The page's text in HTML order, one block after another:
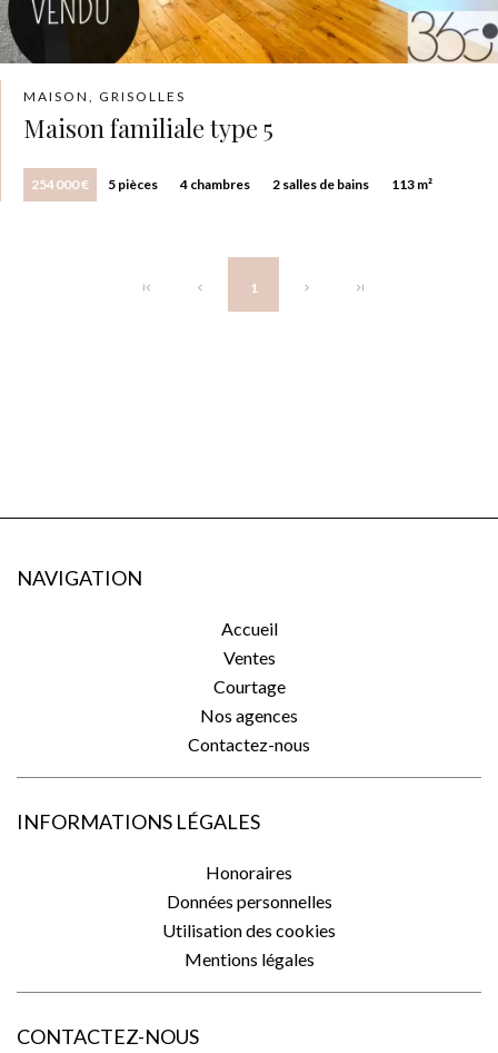
MAISON, GRISOLLES
Maison familiale type 5
254 000 € 5 pièces 4 chambres 2 salles de bains 113 m²
1
NAVIGATION
Accueil
Ventes
Courtage
Nos agences
Contactez-nous
INFORMATIONS LÉGALES
Honoraires
Données personnelles
Utilisation des cookies
Mentions légales
CONTACTEZ-NOUS